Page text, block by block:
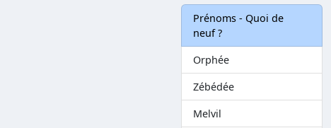
Prénoms - Quoi de
neuf ?
Orphée
Zébédée
Melvil